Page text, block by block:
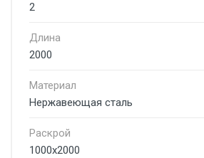
2
Длина
2000
Материал
Нержавеющая сталь
Раскрой
1000х2000